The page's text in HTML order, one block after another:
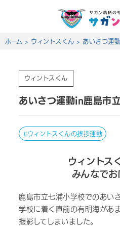
ホーム > ウィントスくん > あいさつ運
ウィントスくん
あいさつ運動in鹿島市
ウィントスくんの挨拶運動
ウィントス
みんなでお
鹿島市立七浦小学校でのあい
学校に着く直前の有明海があ
撮影してしまいました。